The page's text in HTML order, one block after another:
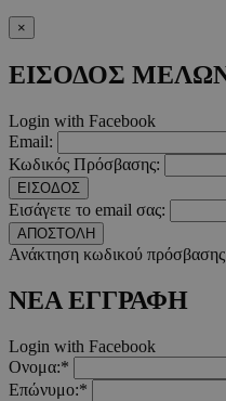
×
ΕΙΣΟΔΟΣ
Login with Facebook
Email:
Κωδικός Πρόσβασης:
ΕΙΣΟΔΟΣ
Εισάγετε το email σας:
ΑΠΟΣΤΟΛΗ
Ανάκτηση κωδικού πρόσβασης
ΝΕΑ ΕΓΓΡΑΦΗ
Login with Facebook
Ονομα:*
Επώνυμο:*